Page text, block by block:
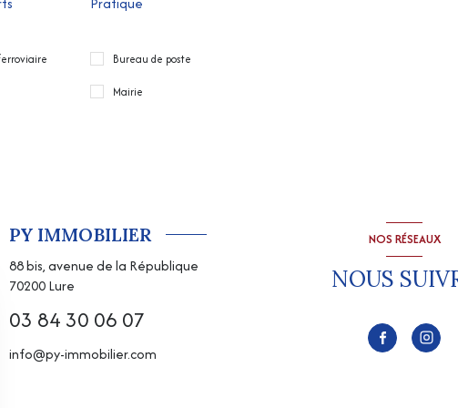
Bureau de poste
Mairie
PY IMMOBILIER
88 bis, avenue de la République
70200Lure
03 84 30 06 07
info@py-immobilier.com
NOS RÉSEAUX
NOUS